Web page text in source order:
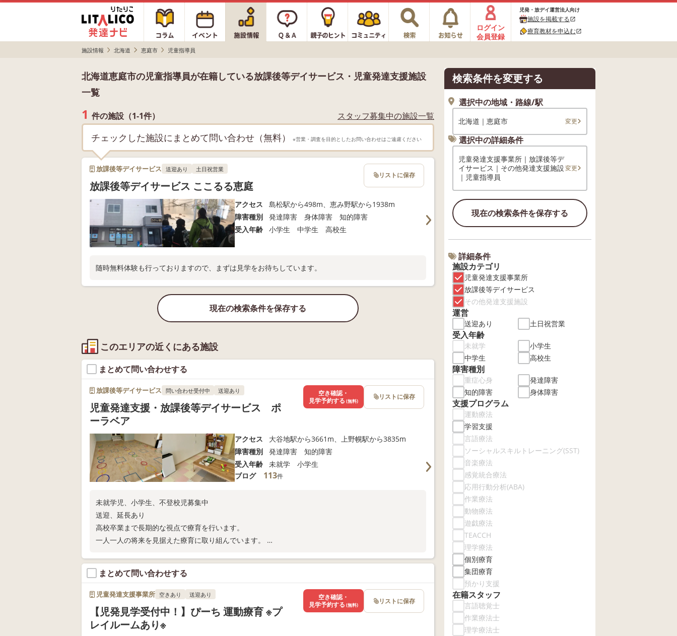
ログイン
会員登録
児発・放デイ運営法人向け
施設を掲載するopen_in_new
療育教材を申込むopen_in_new
施設情報 北海道 恵庭市 児童指導員
北海道恵庭市の児童指導員が在籍している放課後等デイサービス・児童発達支援施設
一覧
1 件の施設（1-1件） スタッフ募集中の施設一覧
チェックした施設にまとめて問い合わせ（無料） ※営業・調査を目的としたお問い合わせはご遠慮ください
放課後等デイサービス 送迎あり 土日祝営業
放課後等デイサービス ここるる恵庭
アクセス
島松駅から498m、恵み野駅から1938m
障害種別
発達障害 身体障害 知的障害
受入年齢
小学生 中学生 高校生
随時無料体験も行っておりますので、まずは見学をお待ちしています。
リストに保存
現在の検索条件を保存する
このエリアの近くにある施設
まとめて問い合わせする
放課後等デイサービス 問い合わせ受付中 送迎あり
児童発達支援・放課後等デイサービス ポ
ーラベア
アクセス
大谷地駅から3661m、上野幌駅から3835m
障害種別
発達障害 知的障害
受入年齢
未就学 小学生
ブログ
113件
未就学児、小学生、不登校児募集中
送迎、延長あり
高校卒業まで長期的な視点で療育を行います。
一人一人の将来を見据えた療育に取り組んでいます。
見学、大歓迎です。
お子様にとって良い環境とはなにかを見極めて
判断していただきたいと願っています。
空き確認・
見学予約する (無料) リストに保存
まとめて問い合わせする
児童発達支援事業所 空きあり 送迎あり
【児発見学受付中！】ぴーち 運動療育 ※プ
レイルームあり※
空き確認・
見学予約する (無料) リストに保存
検索条件を変更する
選択中の地域・路線/駅
北海道｜恵庭市 変更
選択中の詳細条件
児童発達支援事業所｜放課後等デ
イサービス｜その他発達支援施設
｜児童指導員
変更
現在の検索条件を保存する
詳細条件
施設カテゴリ
児童発達支援事業所
放課後等デイサービス
その他発達支援施設
運営
送迎あり 土日祝営業
受入年齢
未就学
小学生
中学生
高校生
障害種別
重症心身
発達障害
知的障害
身体障害
支援プログラム
運動療法
学習支援
言語療法
ソーシャルスキルトレーニング(SST)
音楽療法
感覚統合療法
応用行動分析(ABA)
作業療法
動物療法
遊戯療法
TEACCH
理学療法
個別療育
集団療育
預かり支援
在籍スタッフ
言語聴覚士
作業療法士
理学療法士